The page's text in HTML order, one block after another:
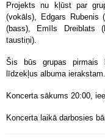
Projekts nu kļūst par
(vokāls), Edgars Rubenis
(bass), Emīls Dreiblats
taustiņi).
Šis būs grupas pirmais
līdzekļus albuma ierakstam.
Koncerta sākums 20:00,
Koncerta laikā darbosies